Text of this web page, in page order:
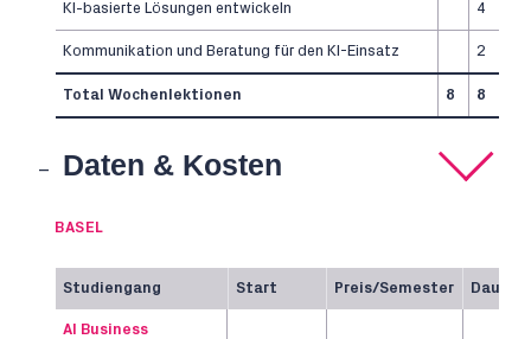
KI-basierte Lösungen entwickeln 4
Kommunikation und Beratung für den KI-Einsatz 2
Total Wochenlektionen 8 8
Daten & Kosten
BASEL
Studiengang Start Preis/Semester Dauer
AI Business